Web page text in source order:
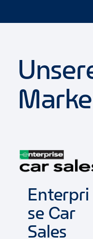
Enterpri
se Car
Sales